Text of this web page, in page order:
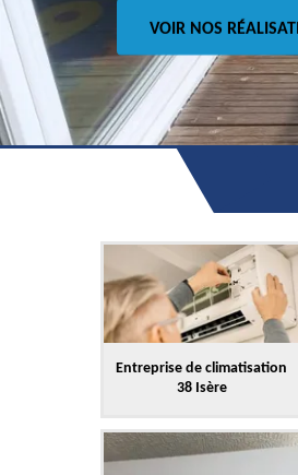
VOIR NOS
Entreprise de climatisation
38 Isère